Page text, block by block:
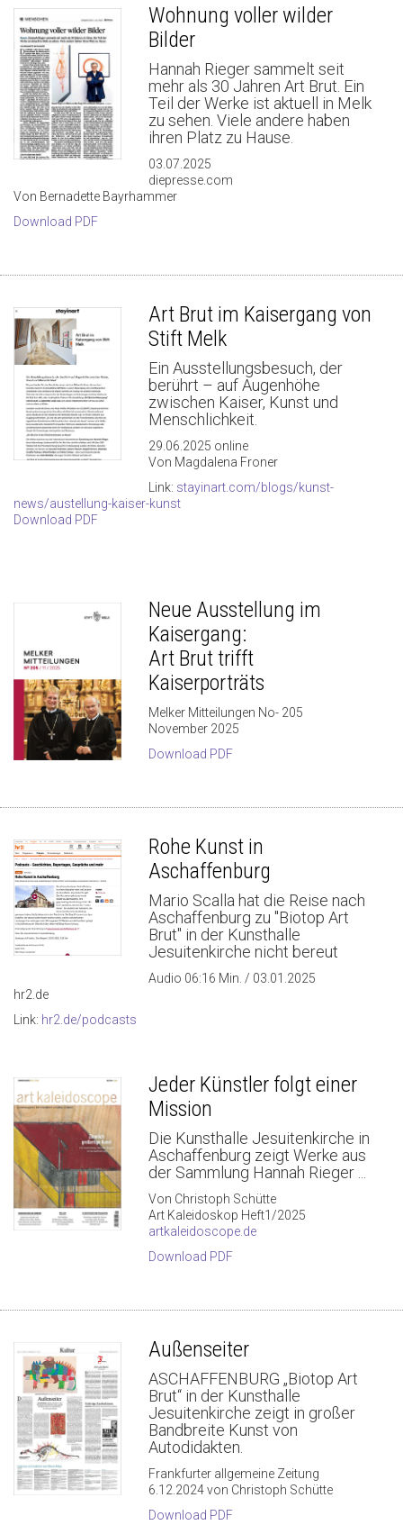
Wohnung voller wilder
Bilder
Hannah Rieger sammelt seit
mehr als 30 Jahren Art Brut. Ein
Teil der Werke ist aktuell in Melk
zu sehen. Viele andere haben
ihren Platz zu Hause.
03.07.2025
diepresse.com
Von Bernadette Bayrhammer
Download PDF
Art Brut im Kaisergang von
Stift Melk
Ein Ausstellungsbesuch, der
berührt – auf Augenhöhe
zwischen Kaiser, Kunst und
Menschlichkeit.
29.06.2025 online
Von Magdalena Froner
Link: stayinart.com/blogs/kunst-
news/austellung-kaiser-kunst
Download PDF
Neue Ausstellung im
Kaisergang:
Art Brut trifft
Kaiserporträts
Melker Mitteilungen No- 205
November 2025
Download PDF
Rohe Kunst in
Aschaffenburg
Mario Scalla hat die Reise nach
Aschaffenburg zu "Biotop Art
Brut" in der Kunsthalle
Jesuitenkirche nicht bereut
Audio 06:16 Min. / 03.01.2025
hr2.de
Link: hr2.de/podcasts
Jeder Künstler folgt einer
Mission
Die Kunsthalle Jesuitenkirche in
Aschaffenburg zeigt Werke aus
der Sammlung Hannah Rieger ...
Von Christoph Schütte
Art Kaleidoskop Heft1/2025
artkaleidoscope.de
Download PDF
Außenseiter
ASCHAFFENBURG „Biotop Art
Brut“ in der Kunsthalle
Jesuitenkirche zeigt in großer
Bandbreite Kunst von
Autodidakten.
Frankfurter allgemeine Zeitung
6.12.2024 von Christoph Schütte
Download PDF